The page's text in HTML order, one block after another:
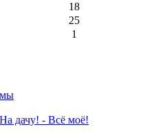
18
25
1
дачу! - Всё моё!